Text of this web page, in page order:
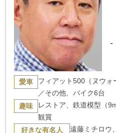
-
愛車
フィアット500（ヌウォ
／その他、バイク6台
趣味
レストア、鉄道模型（
観賞
好きな有名人 遠藤ミチロウ